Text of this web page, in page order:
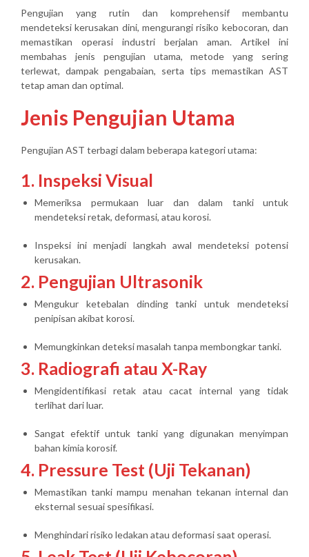
Pengujian yang rutin dan komprehensif membantu
mendeteksi kerusakan dini, mengurangi risiko kebocoran, dan
memastikan operasi industri berjalan aman. Artikel ini
membahas jenis pengujian utama, metode yang sering
terlewat, dampak pengabaian, serta tips memastikan AST
tetap aman dan optimal.
Jenis Pengujian Utama
Pengujian AST terbagi dalam beberapa kategori utama:
1. Inspeksi Visual
Memeriksa permukaan luar dan dalam tanki untuk
mendeteksi retak, deformasi, atau korosi.
Inspeksi ini menjadi langkah awal mendeteksi potensi
kerusakan.
2. Pengujian Ultrasonik
Mengukur ketebalan dinding tanki untuk mendeteksi
penipisan akibat korosi.
Memungkinkan deteksi masalah tanpa membongkar tanki.
3. Radiografi atau X-Ray
Mengidentifikasi retak atau cacat internal yang tidak
terlihat dari luar.
Sangat efektif untuk tanki yang digunakan menyimpan
bahan kimia korosif.
4. Pressure Test (Uji Tekanan)
Memastikan tanki mampu menahan tekanan internal dan
eksternal sesuai spesifikasi.
Menghindari risiko ledakan atau deformasi saat operasi.